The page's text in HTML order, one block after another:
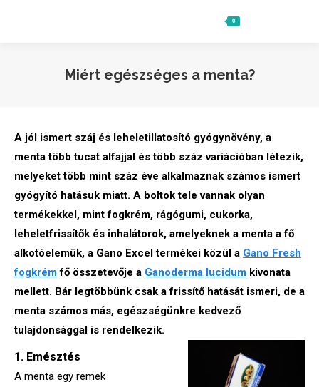
0
Miért egészséges a menta?
A jól ismert száj és leheletillatosító gyógynövény, a
menta több tucat alfajjal és több száz variációban létezik,
melyeket több mint száz éve alkalmaznak számos ismert
gyógyító hatásuk miatt. A boltok tele vannak olyan
termékekkel, mint fogkrém, rágógumi, cukorka,
leheletfrissítők és inhalátorok, amelyeknek a menta a fő
alkotóelemük, a Gano Excel termékei közül a Gano Fresh
fogkrémfő összetevője a Ganoderma lucidum kivonata
mellett. Bár legtöbbünk csak a frissítő hatását ismeri, de a
menta számos más, egészségünkre kedvező
tulajdonsággal is rendelkezik.
1. Emésztés
A menta egy remek